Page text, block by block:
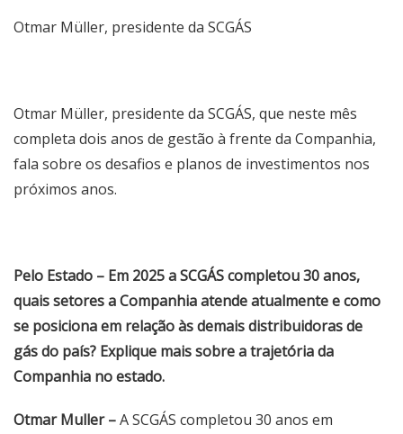
Otmar Müller, presidente da SCGÁS
Otmar Müller, presidente da SCGÁS, que neste mês
completa dois anos de gestão à frente da Companhia,
fala sobre os desafios e planos de investimentos nos
próximos anos.
Pelo Estado – Em 2025 a SCGÁS completou 30 anos,
quais setores a Companhia atende atualmente e como
se posiciona em relação às demais distribuidoras de
gás do país? Explique mais sobre a trajetória da
Companhia no estado.
Otmar Muller –A SCGÁS completou 30 anos em